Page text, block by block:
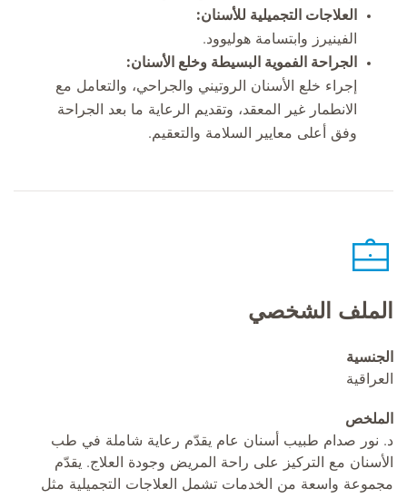
العلاجات التجميلية للأسنان:
الفينيرز وابتسامة هوليوود.
الجراحة الفموية البسيطة وخلع الأسنان:
إجراء خلع الأسنان الروتيني والجراحي، والتعامل مع
الانطمار غير المعقد، وتقديم الرعاية ما بعد الجراحة
وفق أعلى معايير السلامة والتعقيم.
الملف الشخصي
الجنسية
العراقية
الملخص
د. نور صدام طبيب أسنان عام يقدّم رعاية شاملة في طب
الأسنان مع التركيز على راحة المريض وجودة العلاج. يقدّم
مجموعة واسعة من الخدمات تشمل العلاجات التجميلية مثل